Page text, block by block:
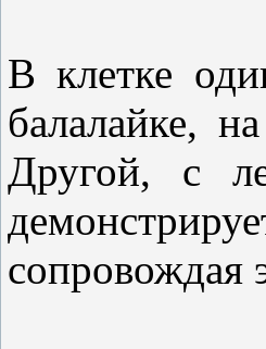
В клетке
балалайке,
Другой, c
сопровождая